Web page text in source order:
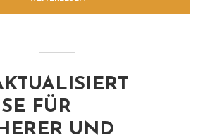
FÜR
UND